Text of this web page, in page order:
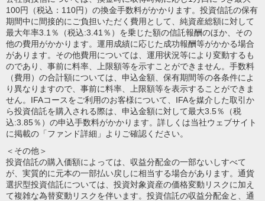
100円（税込：110円）の換金手数料がかかります。投資信託の保有
期間中に間接的にご負担いただく費用として、純資産総額に対して
最大年率3.1％（税込:3.41％）を乗じた額の信託報酬のほか、その
他の費用がかかります。運用成績に応じた成功報酬等がかかる場合
があります。その他費用については、運用状況等により変動するも
のであり、事前に料率、上限額等を示すことができません。手数料
（費用）の合計額については、申込金額、保有期間等の各条件によ
り異なりますので、事前に料率、上限額等を表示することができま
せん。IFAコースをご利用のお客様について、IFAを媒介した取引か
ら投資信託を購入される際は、申込金額に対して最大3.5％（税
込:3.85％）の申込手数料がかかります。詳しくは当社ウェブサイト
に掲載の「ファンド詳細」よりご確認ください。
＜その他＞
投資信託の購入価額によっては、収益分配金の一部ないしすべて
が、実質的に元本の一部払い戻しに相当する場合があります。通貨
選択型投資信託については、投資対象資産の価格変動リスクに加え
て複雑な為替変動リスクを伴います。投資信託の収益分配金と、通